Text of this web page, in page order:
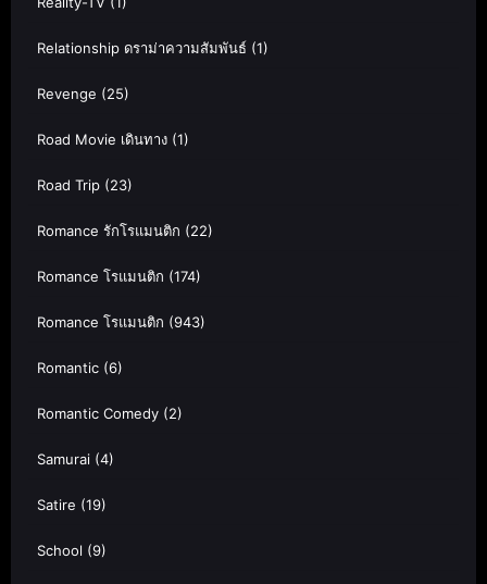
Relationship ดราม่าความสัมพันธ์ (1)
Revenge (25)
Road Movie เดินทาง (1)
Road Trip (23)
Romance รักโรแมนติก (22)
Romance โรแมนติก (174)
Romance โรแมนติก (943)
Romantic (6)
Romantic Comedy (2)
Samurai (4)
Satire (19)
School (9)